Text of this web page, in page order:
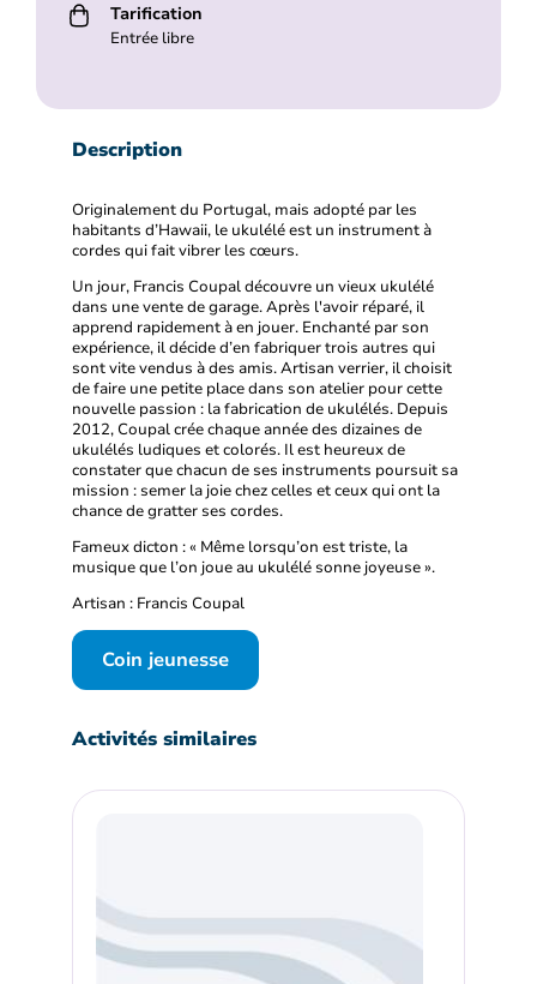
Tarification
Entrée libre
Description
Originalement du Portugal, mais adopté par les
habitants d’Hawaii, le ukulélé est un instrument à
cordes qui fait vibrer les cœurs.
Un jour, Francis Coupal découvre un vieux ukulélé
dans une vente de garage. Après l'avoir réparé, il
apprend rapidement à en jouer. Enchanté par son
expérience, il décide d’en fabriquer trois autres qui
sont vite vendus à des amis. Artisan verrier, il choisit
de faire une petite place dans son atelier pour cette
nouvelle passion : la fabrication de ukulélés. Depuis
2012, Coupal crée chaque année des dizaines de
ukulélés ludiques et colorés. Il est heureux de
constater que chacun de ses instruments poursuit sa
mission : semer la joie chez celles et ceux qui ont la
chance de gratter ses cordes.
Fameux dicton : « Même lorsqu’on est triste, la
musique que l’on joue au ukulélé sonne joyeuse ».
Artisan : Francis Coupal
Coin jeunesse
Activités similaires